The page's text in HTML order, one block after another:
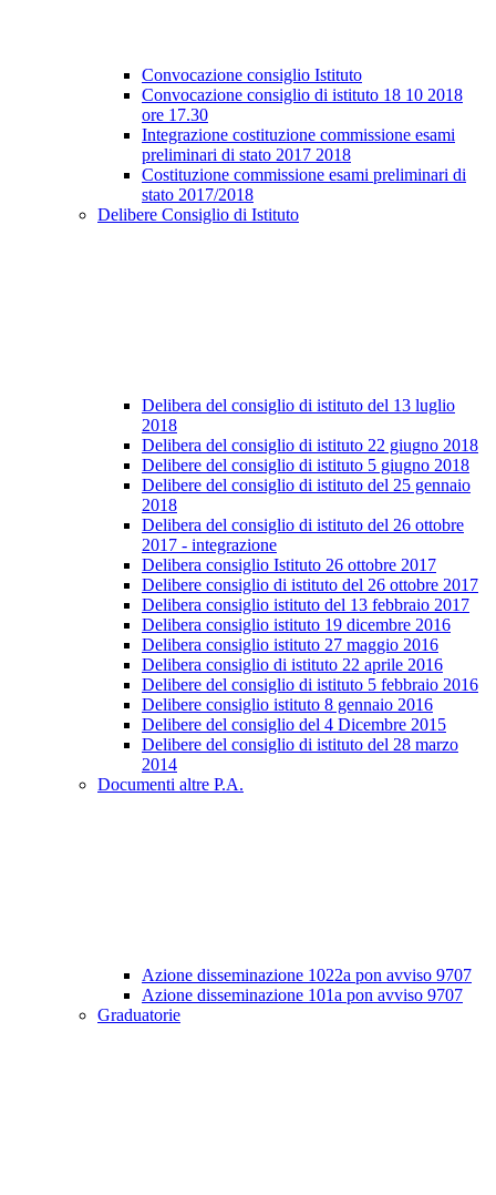
Convocazione consiglio Istituto
Convocazione consiglio di istituto 18 10 2018
ore 17.30
Integrazione costituzione commissione esami
preliminari di stato 2017 2018
Costituzione commissione esami preliminari di
stato 2017/2018
Delibere Consiglio di Istituto
Delibera del consiglio di istituto del 13 luglio
2018
Delibera del consiglio di istituto 22 giugno 2018
Delibere del consiglio di istituto 5 giugno 2018
Delibere del consiglio di istituto del 25 gennaio
2018
Delibera del consiglio di istituto del 26 ottobre
2017 - integrazione
Delibera consiglio Istituto 26 ottobre 2017
Delibere consiglio di istituto del 26 ottobre 2017
Delibera consiglio istituto del 13 febbraio 2017
Delibera consiglio istituto 19 dicembre 2016
Delibera consiglio istituto 27 maggio 2016
Delibera consiglio di istituto 22 aprile 2016
Delibere del consiglio di istituto 5 febbraio 2016
Delibere consiglio istituto 8 gennaio 2016
Delibere del consiglio del 4 Dicembre 2015
Delibere del consiglio di istituto del 28 marzo
2014
Documenti altre P.A.
Azione disseminazione 1022a pon avviso 9707
Azione disseminazione 101a pon avviso 9707
Graduatorie